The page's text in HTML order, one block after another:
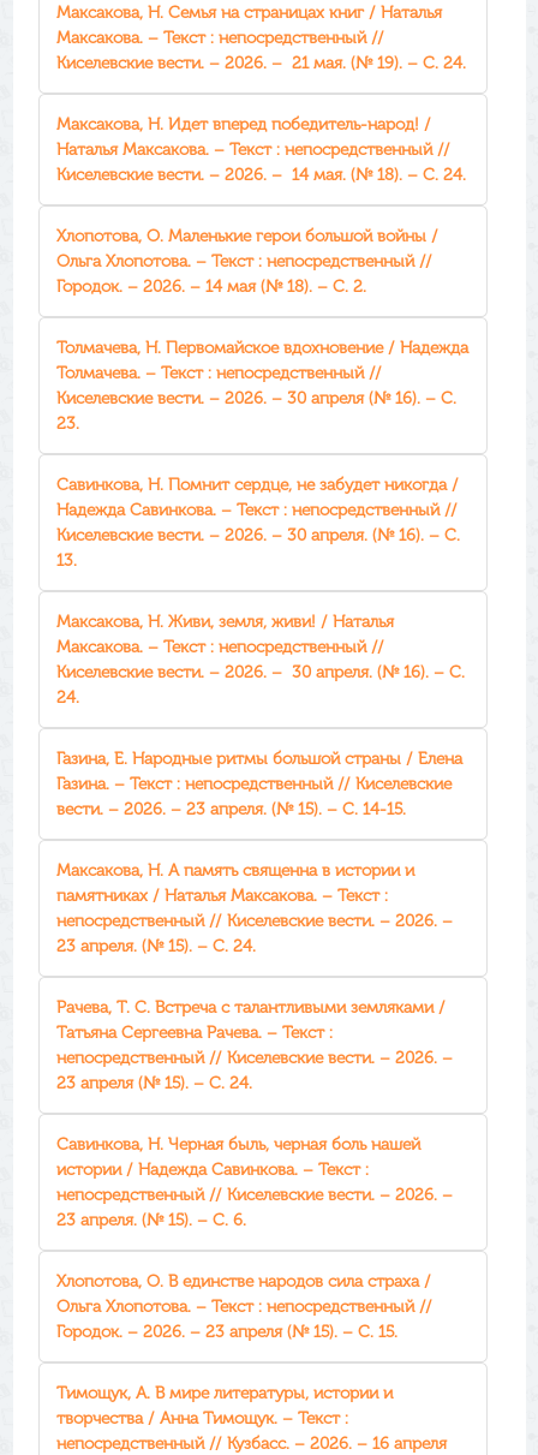
Максакова, Н. Семья на страницах книг / Наталья
Максакова. – Текст : непосредственный //
Киселевские вести. – 2026. – 21 мая. (№ 19). – С. 24.
Максакова, Н. Идет вперед победитель-народ! /
Наталья Максакова. – Текст : непосредственный //
Киселевские вести. – 2026. – 14 мая. (№ 18). – С. 24.
Хлопотова, О. Маленькие герои большой войны /
Ольга Хлопотова. – Текст : непосредственный //
Городок. – 2026. – 14 мая (№ 18). – С. 2.
Толмачева, Н. Первомайское вдохновение / Надежда
Толмачева. – Текст : непосредственный //
Киселевские вести. – 2026. – 30 апреля (№ 16). – С.
23.
Савинкова, Н. Помнит сердце, не забудет никогда /
Надежда Савинкова. – Текст : непосредственный //
Киселевские вести. – 2026. – 30 апреля. (№ 16). – С.
13.
Максакова, Н. Живи, земля, живи! / Наталья
Максакова. – Текст : непосредственный //
Киселевские вести. – 2026. – 30 апреля. (№ 16). – С.
24.
Газина, Е. Народные ритмы большой страны / Елена
Газина. – Текст : непосредственный // Киселевские
вести. – 2026. – 23 апреля. (№ 15). – С. 14-15.
Максакова, Н. А память священна в истории и
памятниках / Наталья Максакова. – Текст :
непосредственный // Киселевские вести. – 2026. –
23 апреля. (№ 15). – С. 24.
Рачева, Т. С. Встреча с талантливыми земляками /
Татьяна Сергеевна Рачева. – Текст :
непосредственный // Киселевские вести. – 2026. –
23 апреля (№ 15). – С. 24.
Савинкова, Н. Черная быль, черная боль нашей
истории / Надежда Савинкова. – Текст :
непосредственный // Киселевские вести. – 2026. –
23 апреля. (№ 15). – С. 6.
Хлопотова, О. В единстве народов сила страха /
Ольга Хлопотова. – Текст : непосредственный //
Городок. – 2026. – 23 апреля (№ 15). – С. 15.
Тимощук, А. В мире литературы, истории и
творчества / Анна Тимощук. – Текст :
непосредственный // Кузбасс. – 2026. – 16 апреля